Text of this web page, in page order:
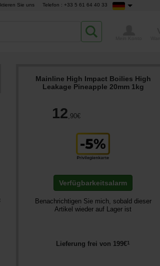
Sie uns Telefon : +33 5 61 64 40 33
Mainline High Impact Boilies High
Leakage Pineapple 20mm 1kg
12,90€
Verfügbarkeitsalarm
Benachrichtigen Sie mich, sobald dieser
Artikel wieder auf Lager ist
Lieferung frei von 199€1